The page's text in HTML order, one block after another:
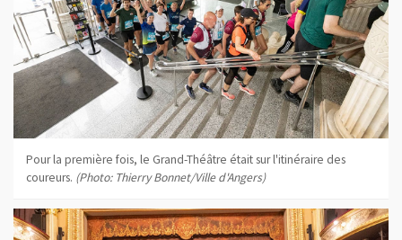
Pour la première fois, le Grand-Théâtre était sur l'itinéraire des
coureurs. (Photo: Thierry Bonnet/Ville d'Angers)